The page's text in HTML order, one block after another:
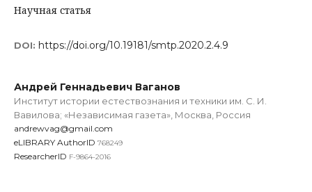
Научная статья
DOI: https://doi.org/10.19181/smtp.2020.2.4.9
Андрей Геннадьевич Ваганов
Институт истории естествознания и техники им. С. И.
Вавилова; «Независимая газета», Москва, Россия
andrewvag@gmail.com
eLIBRARY AuthorID 768249
ResearcherID F-9864-2016